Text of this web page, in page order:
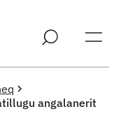
angalanerit